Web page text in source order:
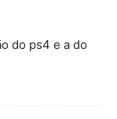
do ps4 e a do